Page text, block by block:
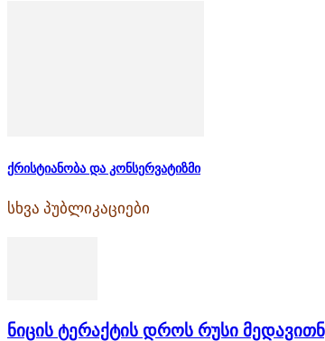
ქრისტიანობა და კონსერვატიზმი
სხვა პუბლიკაციები
ნიცის ტერაქტის დროს რუსი